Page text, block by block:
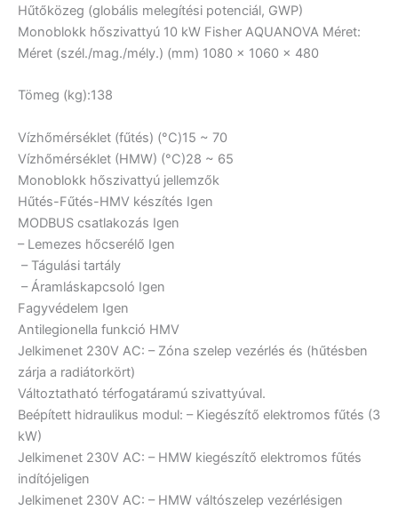
Hűtőközeg (globális melegítési potenciál, GWP)
Monoblokk hőszivattyú 10 kW Fisher AQUANOVA Méret:
Méret (szél./mag./mély.) (mm) 1080 x 1060 x 480
Tömeg (kg):138
Vízhőmérséklet (fűtés) (°C)15 ~ 70
Vízhőmérséklet (HMW) (°C)28 ~ 65
Monoblokk hőszivattyú jellemzők
Hűtés-Fűtés-HMV készítés Igen
MODBUS csatlakozás Igen
– Lemezes hőcserélő Igen
– Tágulási tartály
– Áramláskapcsoló Igen
Fagyvédelem Igen
Antilegionella funkció HMV
Jelkimenet 230V AC: – Zóna szelep vezérlés és (hűtésben
zárja a radiátorkört)
Változtatható térfogatáramú szivattyúval.
Beépített hidraulikus modul: – Kiegészítő elektromos fűtés (3
kW)
Jelkimenet 230V AC: – HMW kiegészítő elektromos fűtés
indítójeligen
Jelkimenet 230V AC: – HMW váltószelep vezérlésigen